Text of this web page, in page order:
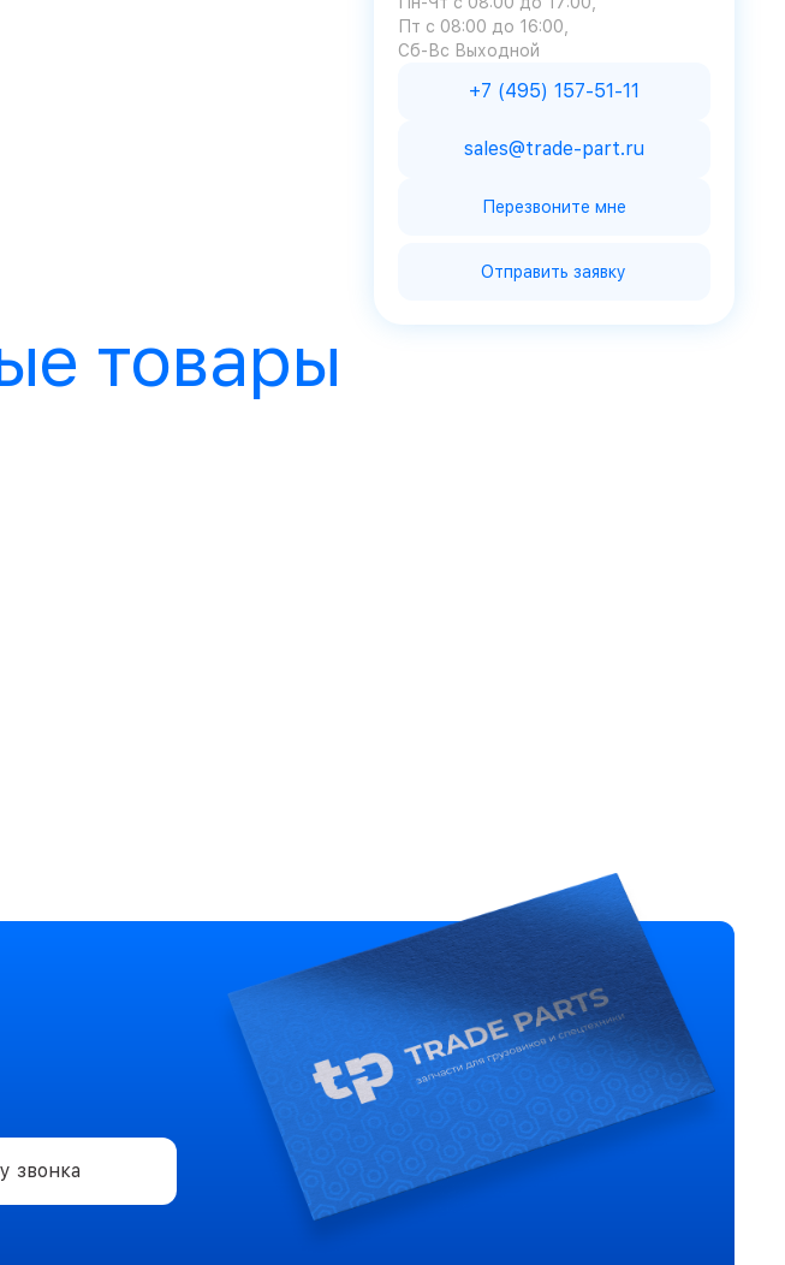
Пт с 08:00 до 16:00
Сб-Вс Выходной
+7 (495) 157-51-11
sales@trade-part.ru
Перезвоните мне
Отправить заявку
товары
звонка